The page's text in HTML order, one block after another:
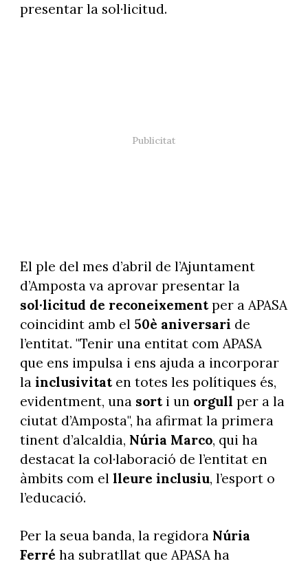
presentar la sol·licitud.
El ple del mes d’abril de l’Ajuntament
d’Amposta va aprovar presentar la
sol·licitud de reconeixementper a APASA
coincidint amb el 50è aniversari de
l’entitat. "Tenir una entitat com APASA
que ens impulsa i ens ajuda a incorporar
la inclusivitat en totes les polítiques és,
evidentment, una sorti un orgull per a la
ciutat d’Amposta", ha afirmat la primera
tinent d’alcaldia, Núria Marco, qui ha
destacat la col·laboració de l’entitat en
àmbits com el lleure inclusiu, l’esport o
l’educació.
Per la seua banda, la regidora Núria
Ferré ha subratllat que APASA ha